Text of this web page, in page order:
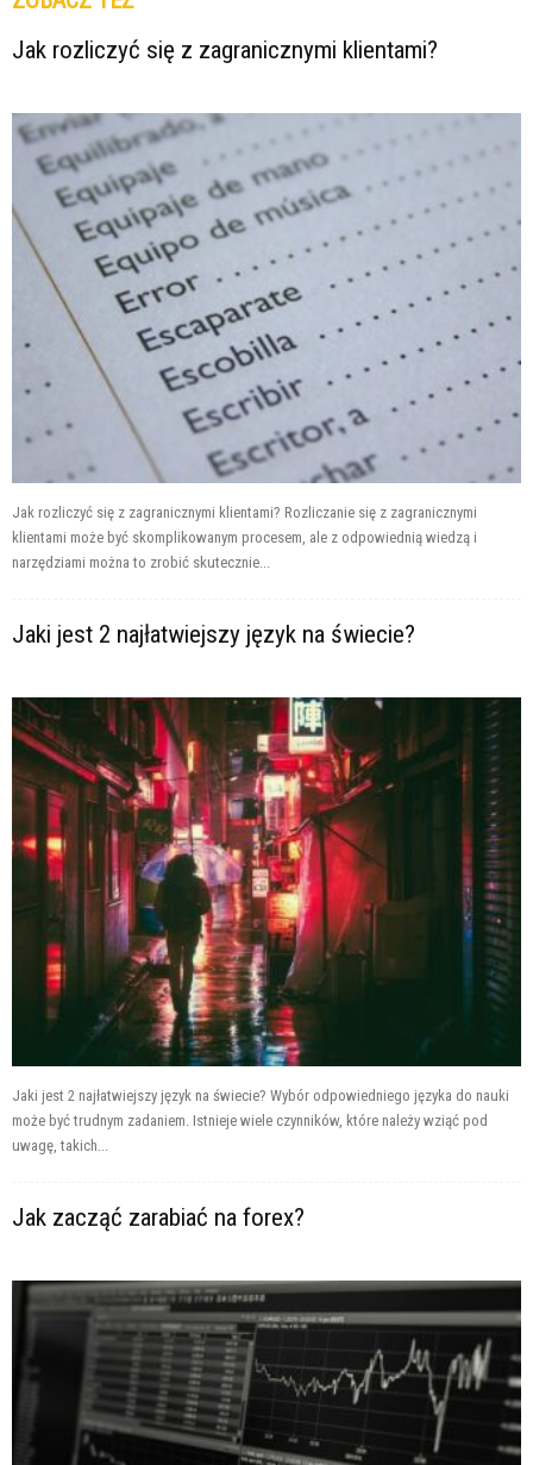
Jak rozliczyć się z zagranicznymi klientami?
Jak rozliczyć się z zagranicznymi klientami? Rozliczanie się z zagranicznymi
klientami może być skomplikowanym procesem, ale z odpowiednią wiedzą i
narzędziami można to zrobić skutecznie...
Jaki jest 2 najłatwiejszy język na świecie?
Jaki jest 2 najłatwiejszy język na świecie? Wybór odpowiedniego języka do nauki
może być trudnym zadaniem. Istnieje wiele czynników, które należy wziąć pod
uwagę, takich...
Jak zacząć zarabiać na forex?